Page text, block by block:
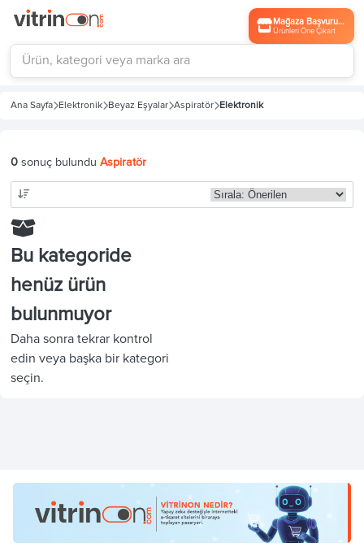
Mağaza Başvurusu
Ürünleri Öne Çıkart
Ana Sayfa Elektronik Beyaz Eşyalar Aspiratör Elektronik
0sonuç bulundu Aspiratör
Bu kategoride
henüz ürün
bulunmuyor
Daha sonra tekrar kontrol
edin veya başka bir kategori
seçin.